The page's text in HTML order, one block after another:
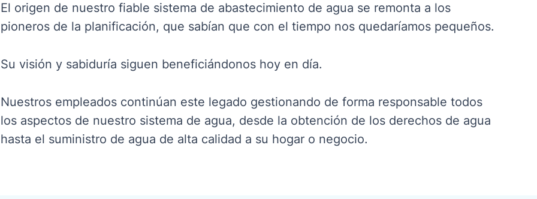
El origen de nuestro fiable sistema de abastecimiento de agua se remonta a los
pioneros de la planificación, que sabían que con el tiempo nos quedaríamos pequeños.
Su visión y sabiduría siguen beneficiándonos hoy en día.
Nuestros empleados continúan este legado gestionando de forma responsable todos
los aspectos de nuestro sistema de agua, desde la obtención de los derechos de agua
hasta el suministro de agua de alta calidad a su hogar o negocio.